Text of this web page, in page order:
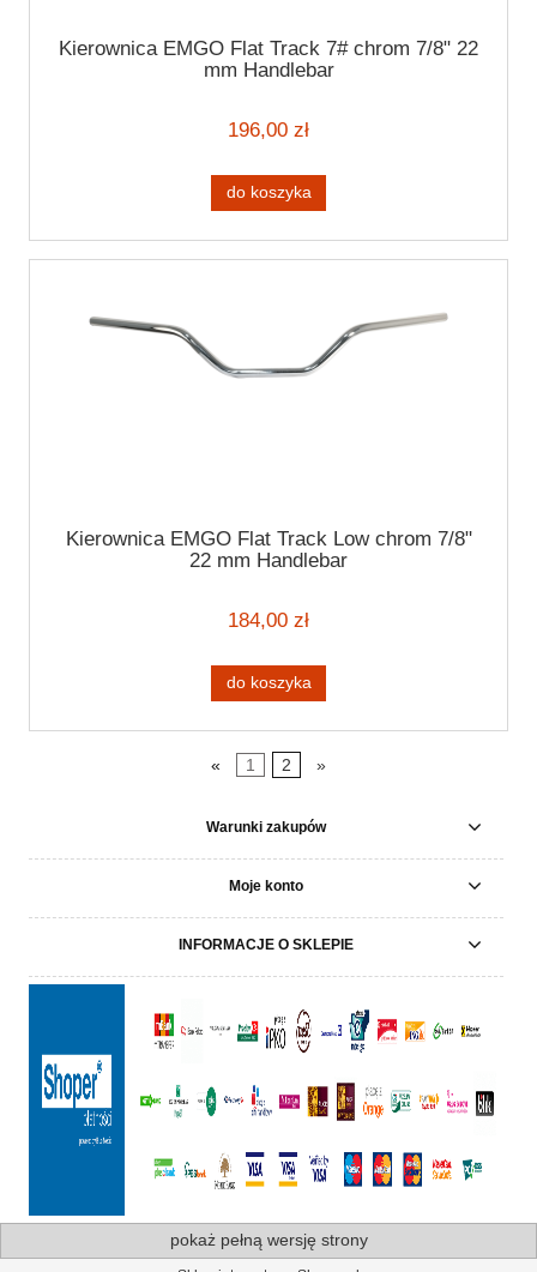
Kierownica EMGO Flat Track 7# chrom 7/8" 22
mm Handlebar
196,00 zł
do koszyka
Kierownica EMGO Flat Track Low chrom 7/8"
22 mm Handlebar
184,00 zł
do koszyka
« 1 2 »
Warunki zakupów
Moje konto
INFORMACJE O SKLEPIE
pokaż pełną wersję strony